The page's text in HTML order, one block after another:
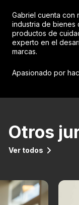
Gabriel cuenta con
industria de bienes
productos de
experto en el
marcas.
Apasionado por
Otros
Ver todos